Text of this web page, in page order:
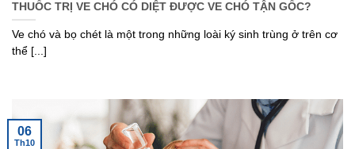
THUỐC TRỊ VE CHÓ CÓ DIỆT ĐƯỢC VE CHÓ TẬN GỐC?
Ve chó và bọ chét là một trong những loài ký sinh trùng ở trên cơ
thể [...]
06
Th10